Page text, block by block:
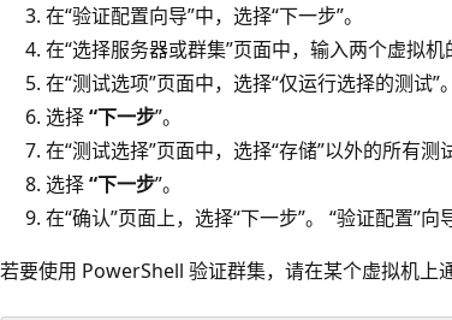
在“验证配置向导”中，选择“下一步”。
在“选择服务器或群集”页面中，输入两个虚拟机
在“测试选项”页面中，选择“仅运行选择的测试”。
选择“下一步”。
在“测试选择”页面中，选择“存储”以外的所有测
选择“下一步”。
在“确认”页面上，选择“下一步”。 “验证配置”向
若要使用 PowerShell 验证群集，请在某个虚拟机上